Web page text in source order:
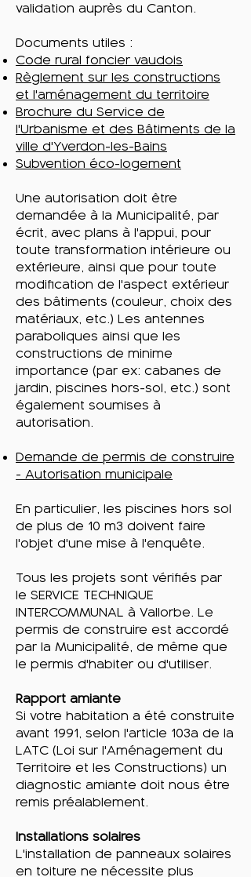
validation auprès du Canton.
Documents utiles :
Code rural foncier vaudois
Règlement sur les constructions
et l'aménagement du territoire
Brochure du Service de
l'Urbanisme et des Bâtiments de la
ville d'Yverdon-les-Bains
Subvention éco-logement
Une autorisation doit être
demandée à la Municipalité, par
écrit, avec plans à l'appui, pour
toute transformation intérieure ou
extérieure, ainsi que pour toute
modification de l'aspect extérieur
des bâtiments (couleur, choix des
matériaux, etc.) Les antennes
paraboliques ainsi que les
constructions de minime
importance (par ex: cabanes de
jardin, piscines hors-sol, etc.) sont
également soumises à
autorisation.
Demande de permis de construire
- Autorisation municipale
En particulier, les piscines hors sol
de plus de 10 m3 doivent faire
l'objet d'une mise à l'enquête.
Tous les projets sont vérifiés par
le SERVICE TECHNIQUE
INTERCOMMUNAL à Vallorbe. Le
permis de construire est accordé
par la Municipalité, de même que
le permis d'habiter ou d'utiliser.
Rapport amiante
Si votre habitation a été construite
avant 1991, selon l'article 103a de la
LATC (Loi sur l'Aménagement du
Territoire et les Constructions) un
diagnostic amiante doit nous être
remis préalablement.
Installations solaires
L'installation de panneaux solaires
en toiture ne nécessite plus